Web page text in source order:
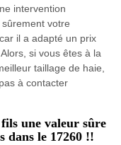
intervention
votre
il a adapté un prix
si vous êtes à la
taillage de haie,
à contacter
une valeur sûre
dans le 17260 !!